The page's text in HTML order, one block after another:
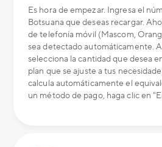
Es hora de empezar. Ingresa el
Botsuana que deseas recargar.
de telefonía móvil (Mascom,
sea detectado automáticamente.
selecciona la cantidad que desea
plan que se ajuste a tus
calcula automáticamente el
un método de pago, haga clic en